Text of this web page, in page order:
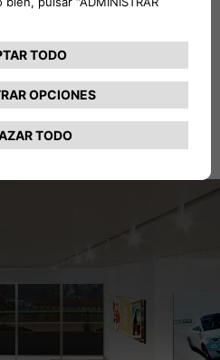
Fiat
sorpresas cuando quieras
la venta de tu vehículo en tu punto